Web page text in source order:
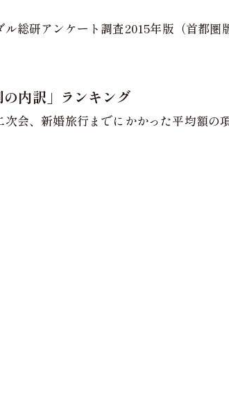
総研アンケート調査2015年版（首都
内訳」ランキング
会、新婚旅行までにかかった平均額の